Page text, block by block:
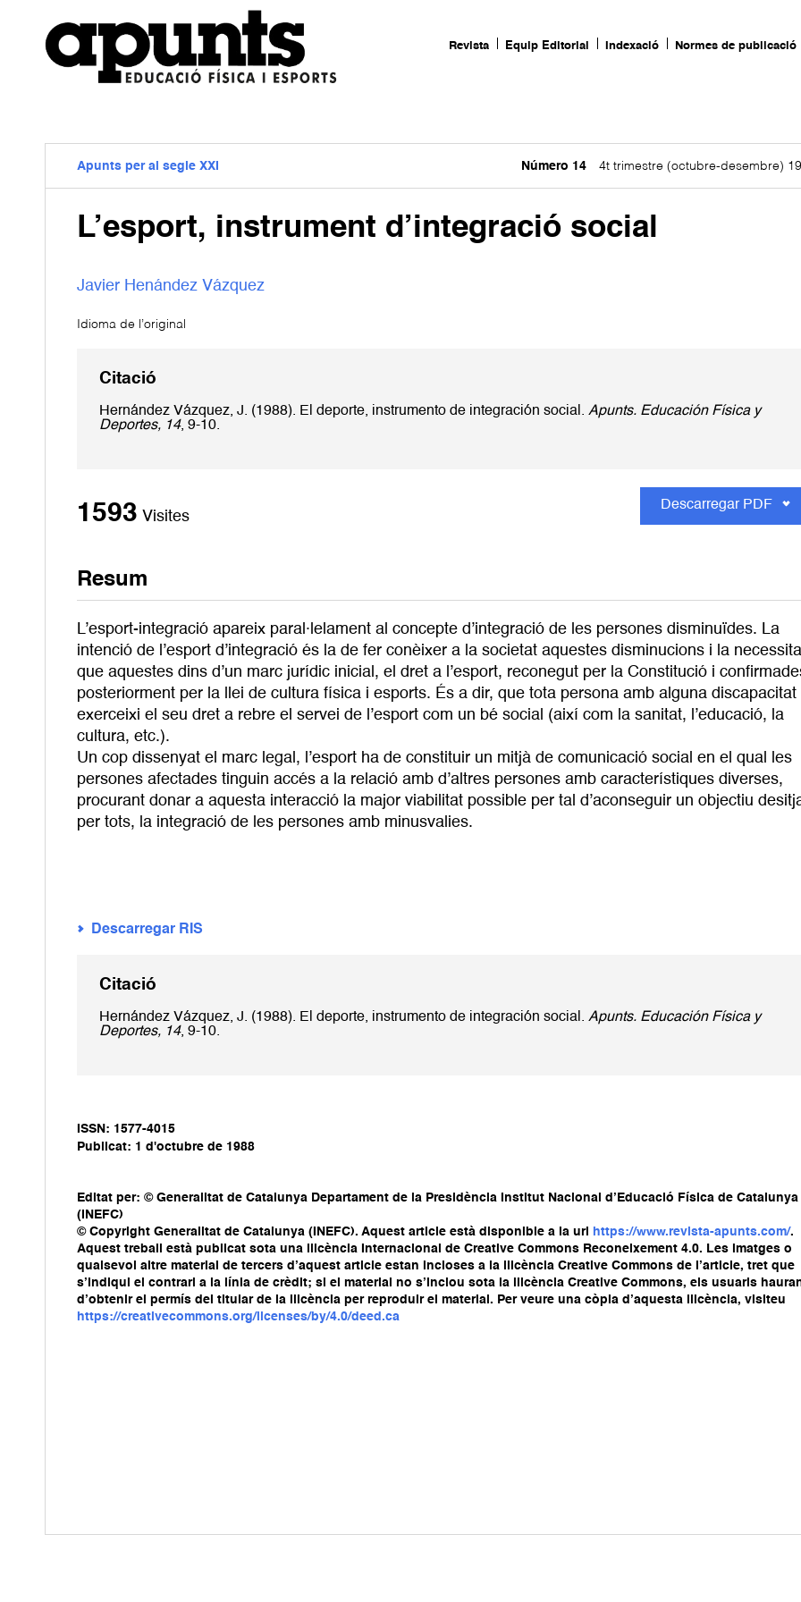
Revista Equip Editorial Indexació Normes de publicació
Apunts per al segle XXI Número 14 4t trimestre (octubre-desembre)
L’esport, instrument d’integració social
Javier Henández Vázquez
Idioma de l’original
Citació
Hernández Vázquez, J. (1988). El deporte, instrumento de integración social. Apunts. Educación Física y
Deportes, 14, 9-10.
1593 Visites
Descarregar PDF
Resum
L’esport-integració apareix paral·lelament al concepte d’integració de les persones disminuïdes. La
intenció de l’esport d’integració és la de fer conèixer a la societat aquestes disminucions i la
que aquestes dins d’un marc jurídic inicial, el dret a l’esport, reconegut per la Constitució i
posteriorment per la llei de cultura física i esports. És a dir, que tota persona amb alguna discapacitat
exerceixi el seu dret a rebre el servei de l’esport com un bé social (així com la sanitat, l’educació, la
cultura, etc.).
Un cop dissenyat el marc legal, l’esport ha de constituir un mitjà de comunicació social en el qual les
persones afectades tinguin accés a la relació amb d’altres persones amb característiques diverses,
procurant donar a aquesta interacció la major viabilitat possible per tal d’aconseguir un objectiu
per tots, la integració de les persones amb minusvalies.
Descarregar RIS
Citació
Hernández Vázquez, J. (1988). El deporte, instrumento de integración social. Apunts. Educación Física y
Deportes, 14, 9-10.
ISSN: 1577-4015
Publicat: 1 d'octubre de 1988
Editat per: © Generalitat de Catalunya Departament de la Presidència Institut Nacional d’Educació Física de Catalunya
(INEFC)
© Copyright Generalitat de Catalunya (INEFC). Aquest article està disponible a la url
https://www.revista-apunts.com/.
Aquest treball està publicat sota una llicència Internacional de Creative Commons Reconeixement 4.0. Les imatges o
qualsevol altre material de tercers d’aquest article estan incloses a la llicència Creative Commons de l’article, tret que
s’indiqui el contrari a la línia de crèdit; si el material no s’inclou sota la llicència Creative Commons, els usuaris
d’obtenir el permís del titular de la llicència per reproduir el material. Per veure una còpia d’aquesta llicència, visiteu
https://creativecommons.org/licenses/by/4.0/deed.ca